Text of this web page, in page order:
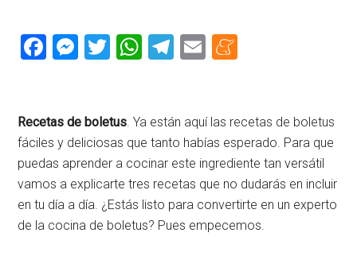
Facebook
Messenger
Twitter
WhatsApp
Telegram
Email
Recetas de boletus. Ya están aquí las recetas de boletus
fáciles y deliciosas que tanto habías esperado. Para que
puedas aprender a cocinar este ingrediente tan versátil
vamos a explicarte tres recetas que no dudarás en incluir
en tu día a día. ¿Estás listo para convertirte en un experto
de la cocina de boletus? Pues empecemos.